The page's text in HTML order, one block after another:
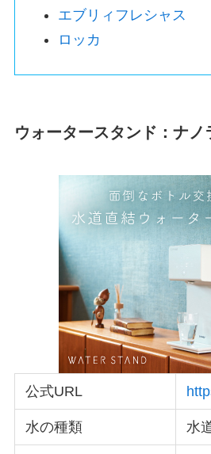
エブリィフレシャス
ロッカ
ウォータースタンド：ナノ
公式URL
水の種類 水